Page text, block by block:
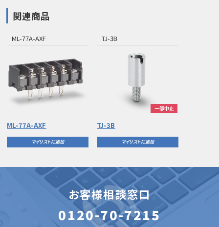
関連商品
ML-77A-AXF
ML-77A-AXF
マイリストに追加
TJ-3B
一部中止
TJ-3B
マイリストに追加
お客様相談窓口
0120-70-7215